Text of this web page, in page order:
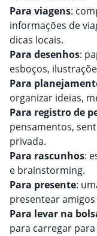
Para viagens:
informações de
dicas locais.
Para desenhos:
esboços,
Para
organizar ideias,
Para registro de
pensamentos,
privada.
Para rascunhos:
e brainstorming.
Para presente:
presentear
Para levar na
para carregar